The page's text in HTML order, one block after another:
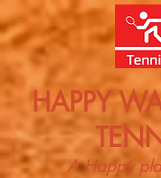
HAPPY
A Happy